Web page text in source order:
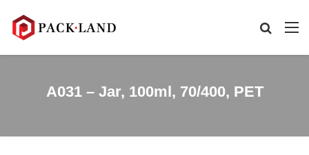
A031 – Jar, 100ml, 70/400, PET